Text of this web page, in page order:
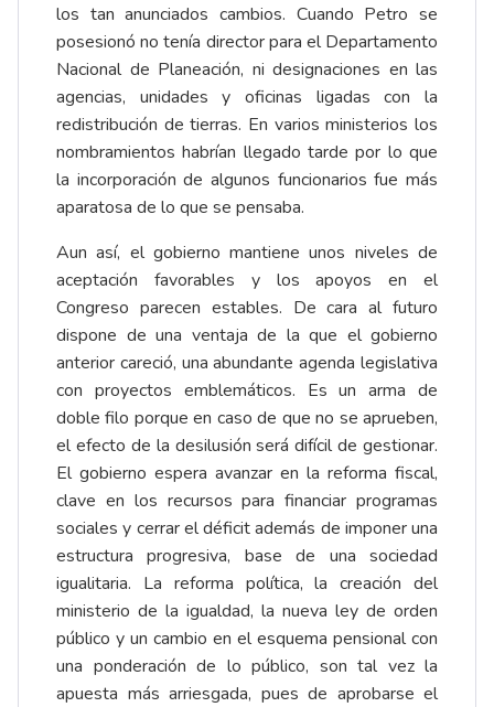
los tan anunciados cambios. Cuando Petro se
posesionó no tenía director para el Departamento
Nacional de Planeación, ni designaciones en las
agencias, unidades y oficinas ligadas con la
redistribución de tierras. En varios ministerios los
nombramientos habrían llegado tarde por lo que
la incorporación de algunos funcionarios fue más
aparatosa de lo que se pensaba.
Aun así, el gobierno mantiene unos niveles de
aceptación favorables y los apoyos en el
Congreso parecen estables. De cara al futuro
dispone de una ventaja de la que el gobierno
anterior careció, una abundante agenda legislativa
con proyectos emblemáticos. Es un arma de
doble filo porque en caso de que no se aprueben,
el efecto de la desilusión será difícil de gestionar.
El gobierno espera avanzar en la reforma fiscal,
clave en los recursos para financiar programas
sociales y cerrar el déficit además de imponer una
estructura progresiva, base de una sociedad
igualitaria. La reforma política, la creación del
ministerio de la igualdad, la nueva ley de orden
público y un cambio en el esquema pensional con
una ponderación de lo público, son tal vez la
apuesta más arriesgada, pues de aprobarse el